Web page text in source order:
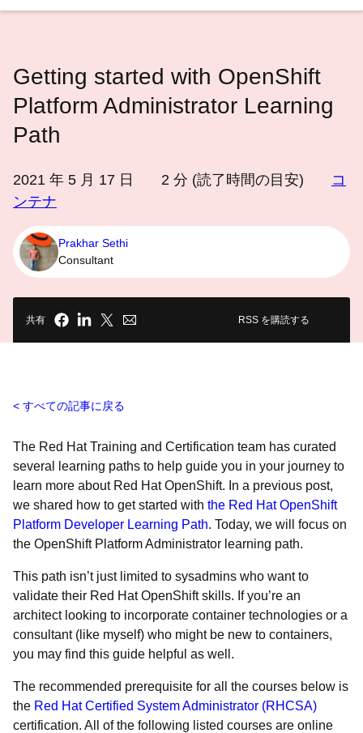
語
択
さ
い
Getting started with OpenShift
Platform Administrator Learning
Path
2021 年 5 月 17 日 2 分 (読了時間の目安)
コ
ンテナ
Prakhar Sethi
Consultant
共有 RSS を購読する
すべての記事に戻る
The Red Hat Training and Certification team has curated
several learning paths to help guide you in your journey to
learn more about Red Hat OpenShift. In a previous post,
we shared how to get started with the Red Hat OpenShift
Platform Developer Learning Path. Today, we will focus on
the OpenShift Platform Administrator learning path.
This path isn’t just limited to sysadmins who want to
validate their Red Hat OpenShift skills. If you’re an
architect looking to incorporate container technologies or a
consultant (like myself) who might be new to containers,
you may find this guide helpful as well.
The recommended prerequisite for all the courses below is
the Red Hat Certified System Administrator (RHCSA)
certification. All of the following listed courses are online